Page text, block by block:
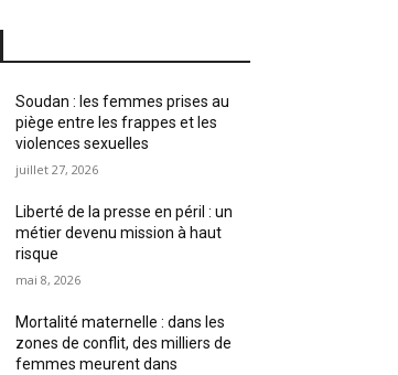
Soudan : les femmes prises au
piège entre les frappes et les
violences sexuelles
juillet 27, 2026
Liberté de la presse en péril : un
métier devenu mission à haut
risque
mai 8, 2026
Mortalité maternelle : dans les
zones de conflit, des milliers de
femmes meurent dans